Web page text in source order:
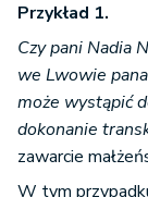
Przykład 1.
Czy pani Nadia
we Lwowie
może wystąpić
dokonanie
zawarcie
W tym